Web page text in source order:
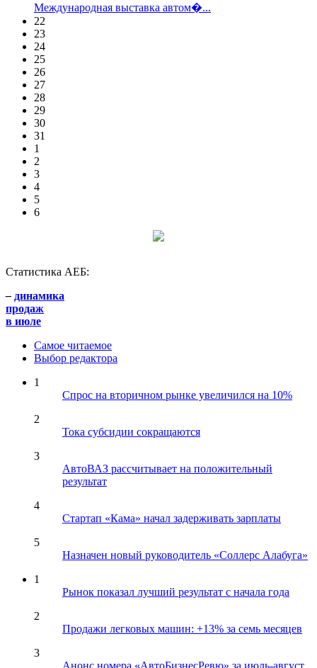
Международная выставка автом�...
22
23
24
25
26
27
28
29
30
31
1
2
3
4
5
6
Статистика АЕБ:
– динамика
продаж
в июле
Самое читаемое
Выбор редактора
1
Спрос на вторичном рынке увеличился на 10%
2
Тока субсидии сокращаются
3
АвтоВАЗ рассчитывает на положительный
результат
4
Стартап «Кама» начал задерживать зарплаты
5
Назначен новый руководитель «Соллерс Алабуга»
1
Рынок показал лучший результат с начала года
2
Продажи легковых машин: +13% за семь месяцев
3
Анонс номера «АвтоБизнесРевю» за июль-август